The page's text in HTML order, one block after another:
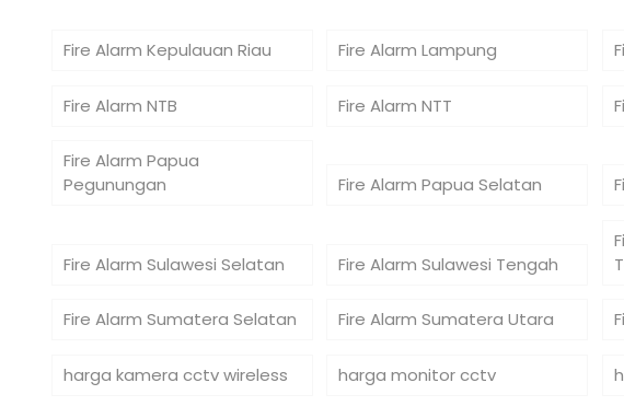
Fire Alarm Kepulauan Riau Fire Alarm Lampung
Fire Alarm NTB Fire Alarm NTT
Fire Alarm Papua
Pegunungan
Fire Alarm Papua Selatan
Fire Alarm Sulawesi Selatan Fire Alarm Sulawesi Tengah
Fire Alarm Sumatera Selatan Fire Alarm Sumatera Utara
harga kamera cctv wireless harga monitor cctv